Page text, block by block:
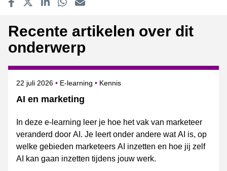
Recente artikelen over dit
onderwerp
AI en marketing
Gepubliceerd op
22 juli 2026 E-learning Onderwerpen
Kennis
In deze e-learning leer je hoe het vak van marketeer
veranderd door AI. Je leert onder andere wat AI is, op
welke gebieden marketeers AI inzetten en hoe jij zelf
AI kan gaan inzetten tijdens jouw werk.